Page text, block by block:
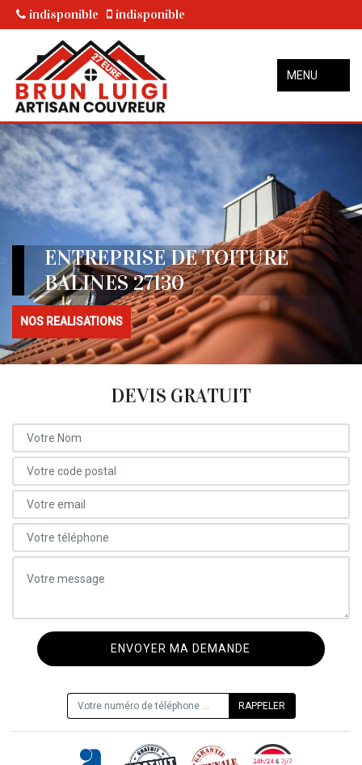
indisponible indisponible
MENU
ENTREPRISE DE TOITURE
BALINES 27130
NOS REALISATIONS
DEVIS GRATUIT